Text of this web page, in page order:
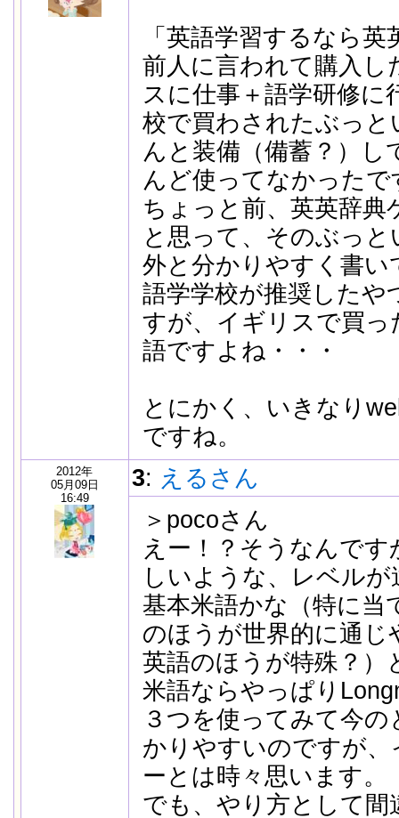
「英語学習するなら
前人に言われて購入
スに仕事＋語学研修に
校で買わされたぶっ
んと装備（備蓄？）
んど使ってなかったで
ちょっと前、英英辞典
と思って、そのぶっ
外と分かりやすく書
語学学校が推奨したや
すが、イギリスで買
語ですよね・・・
とにかく、いきなり
ですね。
2012年
05月09日
16:49
3: えるさん
＞pocoさん
えー！？そうなんで
しいような、レベル
基本米語かな（特に当
のほうが世界的に通
英語のほうが特殊？）
米語ならやっぱり
３つを使ってみて今
かりやすいのですが
ーとは時々思います。
でも、やり方として